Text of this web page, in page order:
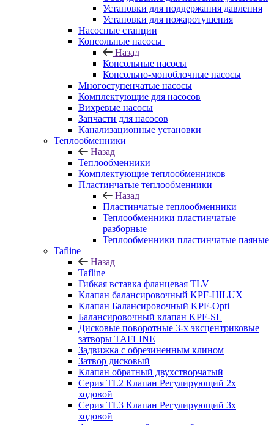
Установки для поддержания давления
Установки для пожаротушения
Насосные станции
Консольные насосы
Назад
Консольные насосы
Консольно-моноблочные насосы
Многоступенчатые насосы
Комплектующие для насосов
Вихревые насосы
Запчасти для насосов
Канализационные установки
Теплообменники
Назад
Теплообменники
Комплектующие теплообменников
Пластинчатые теплообменники
Назад
Пластинчатые теплообменники
Теплообменники пластинчатые
разборные
Теплообменники пластинчатые паяные
Tafline
Назад
Tafline
Гибкая вставка фланцевая TLV
Клапан балансировочный KPF-HILUX
Клапан Балансировочный KPF-Opti
Балансировочный клапан KPF-SL
Дисковые поворотные 3-х эксцентриковые
затворы TAFLINE
Задвижка с обрезиненным клином
Затвор дисковый
Клапан обратный двухстворчатый
Серия TL2 Клапан Регулирующий 2х
ходовой
Серия TL3 Клапан Регулирующий 3х
ходовой